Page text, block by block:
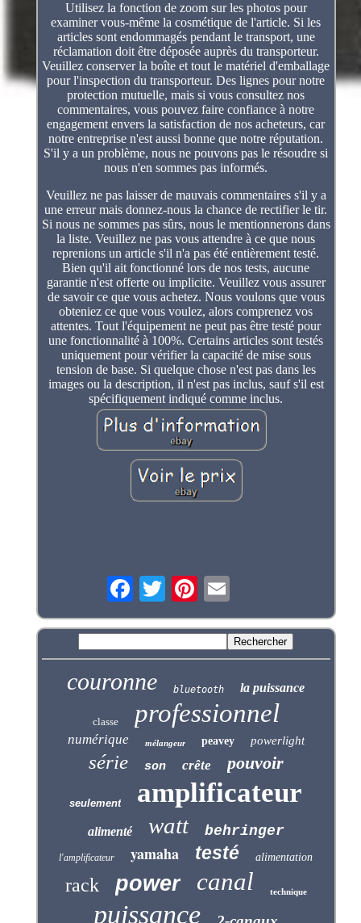
Utilisez la fonction de zoom sur les photos pour
examiner vous-même la cosmétique de l'article. Si les
articles sont endommagés pendant le transport, une
réclamation doit être déposée auprès du transporteur.
Veuillez conserver la boîte et tout le matériel d'emballage
pour l'inspection du transporteur. Des lignes pour notre
protection mutuelle, mais si vous consultez nos
commentaires, vous pouvez faire confiance à notre
engagement envers la satisfaction de nos acheteurs, car
notre entreprise n'est aussi bonne que notre réputation.
S'il y a un problème, nous ne pouvons pas le résoudre si
nous n'en sommes pas informés.
Veuillez ne pas laisser de mauvais commentaires s'il y a
une erreur mais donnez-nous la chance de rectifier le tir.
Si nous ne sommes pas sûrs, nous le mentionnerons dans
la liste. Veuillez ne pas vous attendre à ce que nous
reprenions un article s'il n'a pas été entièrement testé.
Bien qu'il ait fonctionné lors de nos tests, aucune
garantie n'est offerte ou implicite. Veuillez vous assurer
de savoir ce que vous achetez. Nous voulons que vous
obteniez ce que vous voulez, alors comprenez vos
attentes. Tout l'équipement ne peut pas être testé pour
une fonctionnalité à 100%. Certains articles sont testés
uniquement pour vérifier la capacité de mise sous
tension de base. Si quelque chose n'est pas dans les
images ou la description, il n'est pas inclus, sauf s'il est
spécifiquement indiqué comme inclus.
couronne bluetooth la puissance
classe professionnel
numérique mélangeur peavey powerlight
série son crête pouvoir
seulement amplificateur
alimenté watt behringer
l'amplificateur yamaha testé alimentation
rack power canal technique
puissance